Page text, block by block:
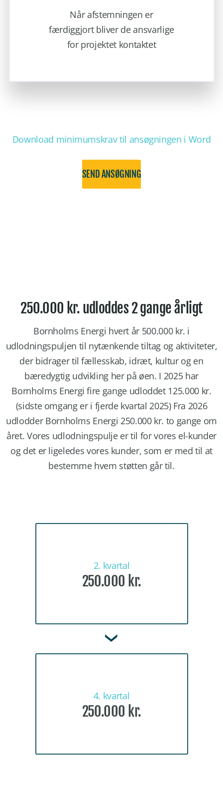
Når afstemningen er
færdiggjort bliver de ansvarlige
for projektet kontaktet
Download minimumskrav til ansøgningen i Word
SEND ANSØGNING
250.000 kr. udloddes 2 gange årligt
Bornholms Energi hvert år 500.000 kr. i
udlodningspuljen til nytænkende tiltag og aktiviteter,
der bidrager til fællesskab, idræt, kultur og en
bæredygtig udvikling her på øen. I 2025 har
Bornholms Energi fire gange udloddet 125.000 kr.
(sidste omgang er i fjerde kvartal 2025) Fra 2026
udlodder Bornholms Energi 250.000 kr. to gange om
året. Vores udlodningspulje er til for vores el-kunder
og det er ligeledes vores kunder, som er med til at
bestemme hvem støtten går til.
2. kvartal
250.000 kr.
4. kvartal
250.000 kr.